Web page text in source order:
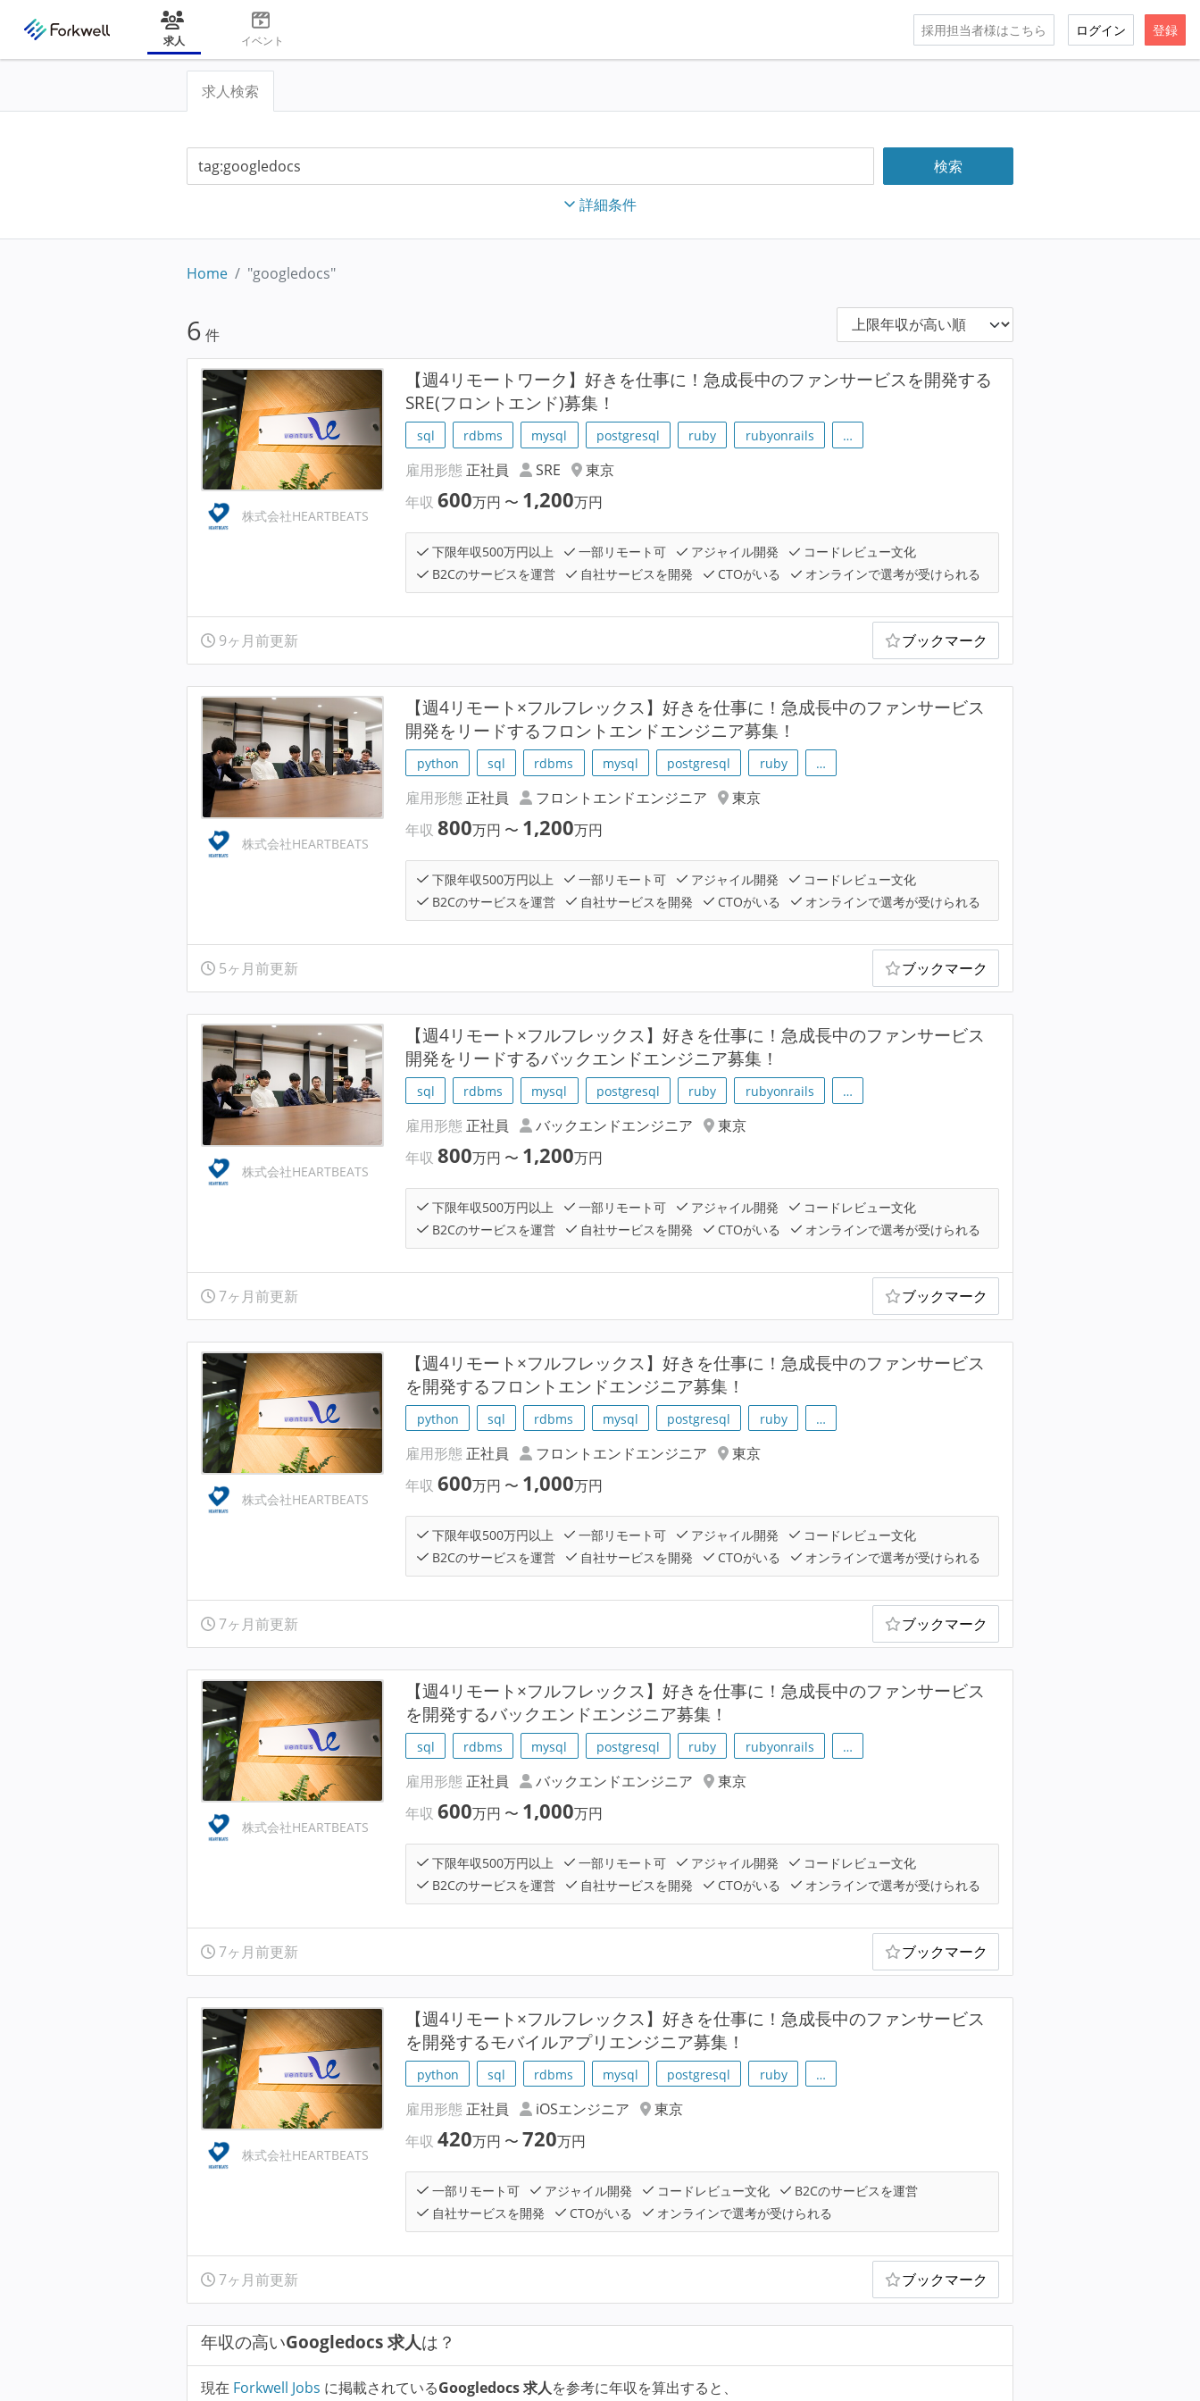
求人 イベント
採用担当者様はこちら ログイン 登録
求人検索
詳細条件
Home "googledocs"
6 件
株式会社HEARTBEATS
【週4リモートワーク】好きを仕事に！急成長中のファンサービスを開発する
SRE(フロントエンド)募集！
sql rdbms mysql postgresql ruby rubyonrails …
雇用形態 正社員 SRE
東京
年収600万円 〜 1,200万円
下限年収500万円以上 一部リモート可 アジャイル開発
コードレビュー文化
B2Cのサービスを運営
自社サービスを開発 CTOがいる オンラインで選考が受けられる
9ヶ月前更新 ブックマーク
株式会社HEARTBEATS
【週4リモート×フルフレックス】好きを仕事に！急成長中のファンサービス
開発をリードするフロントエンドエンジニア募集！
python sql rdbms mysql postgresql ruby …
雇用形態 正社員 フロントエンドエンジニア
東京
年収800万円 〜 1,200万円
下限年収500万円以上 一部リモート可 アジャイル開発
コードレビュー文化
B2Cのサービスを運営
自社サービスを開発 CTOがいる オンラインで選考が受けられる
5ヶ月前更新 ブックマーク
株式会社HEARTBEATS
【週4リモート×フルフレックス】好きを仕事に！急成長中のファンサービス
開発をリードするバックエンドエンジニア募集！
sql rdbms mysql postgresql ruby rubyonrails …
雇用形態 正社員 バックエンドエンジニア
東京
年収800万円 〜 1,200万円
下限年収500万円以上 一部リモート可 アジャイル開発
コードレビュー文化
B2Cのサービスを運営
自社サービスを開発 CTOがいる オンラインで選考が受けられる
7ヶ月前更新 ブックマーク
株式会社HEARTBEATS
【週4リモート×フルフレックス】好きを仕事に！急成長中のファンサービス
を開発するフロントエンドエンジニア募集！
python sql rdbms mysql postgresql ruby …
雇用形態 正社員 フロントエンドエンジニア
東京
年収600万円 〜 1,000万円
下限年収500万円以上 一部リモート可 アジャイル開発
コードレビュー文化
B2Cのサービスを運営
自社サービスを開発 CTOがいる オンラインで選考が受けられる
7ヶ月前更新 ブックマーク
株式会社HEARTBEATS
【週4リモート×フルフレックス】好きを仕事に！急成長中のファンサービス
を開発するバックエンドエンジニア募集！
sql rdbms mysql postgresql ruby rubyonrails …
雇用形態 正社員 バックエンドエンジニア
東京
年収600万円 〜 1,000万円
下限年収500万円以上 一部リモート可 アジャイル開発
コードレビュー文化
B2Cのサービスを運営
自社サービスを開発 CTOがいる オンラインで選考が受けられる
7ヶ月前更新 ブックマーク
株式会社HEARTBEATS
【週4リモート×フルフレックス】好きを仕事に！急成長中のファンサービス
を開発するモバイルアプリエンジニア募集！
python sql rdbms mysql postgresql ruby …
雇用形態 正社員 iOSエンジニア
東京
年収420万円 〜720万円
一部リモート可 アジャイル開発 コードレビュー文化
B2Cのサービスを運営
自社サービスを開発
CTOがいる オンラインで選考が受けられる
7ヶ月前更新 ブックマーク
年収の高いGoogledocs 求人は？
現在 Forkwell Jobs に掲載されているGoogledocs 求人を参考に年収を算出すると、